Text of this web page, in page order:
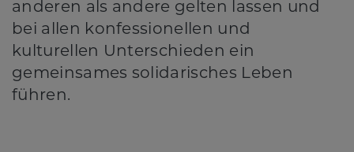
anderen als andere gelten lassen und
bei allen konfessionellen und
kulturellen Unterschieden ein
gemeinsames solidarisches Leben
führen.